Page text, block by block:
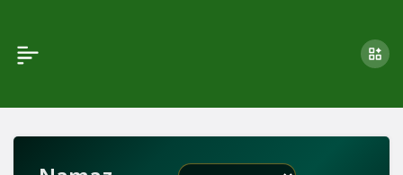
Gazze’yi Nazi Kampına